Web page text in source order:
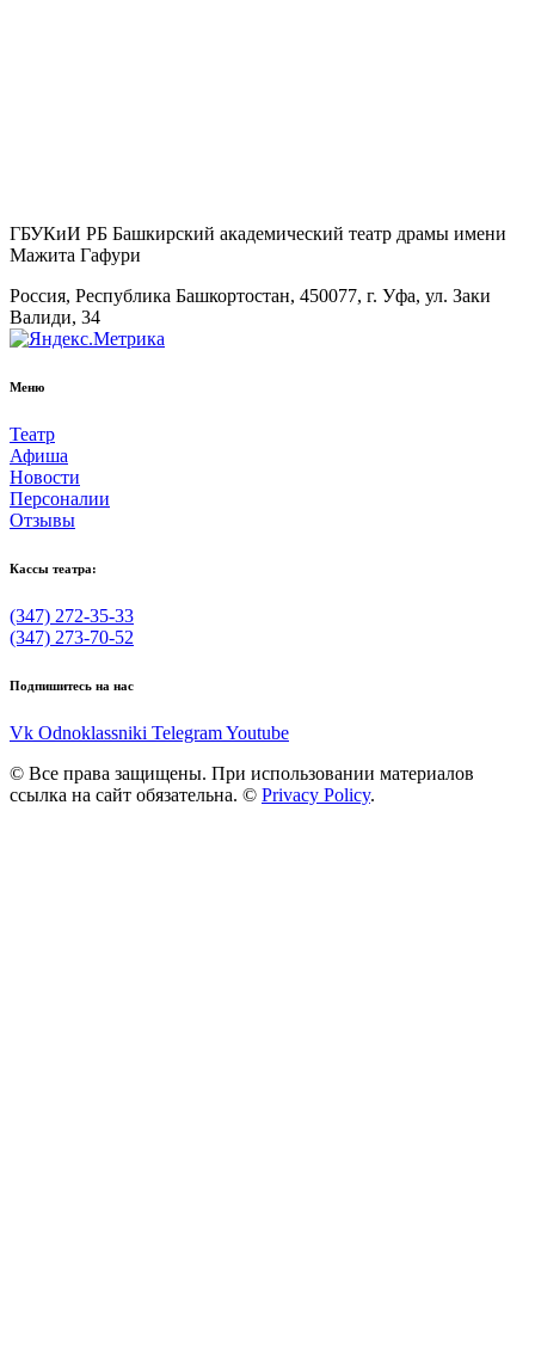
ГБУКиИ РБ Башкирский академический театр драмы имени
Мажита Гафури
Россия, Республика Башкортостан, 450077, г. Уфа, ул. Заки
Валиди, 34
Меню
Театр
Афиша
Новости
Персоналии
Отзывы
Кассы театра:
(347) 272-35-33
(347) 273-70-52
Подпишитесь на нас
Vk Odnoklassniki TelegramYoutube
© Все права защищены. При использовании материалов
ссылка на сайт обязательна. © Privacy Policy.